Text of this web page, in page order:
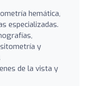
hemática,
especializadas.
y
de la vista y